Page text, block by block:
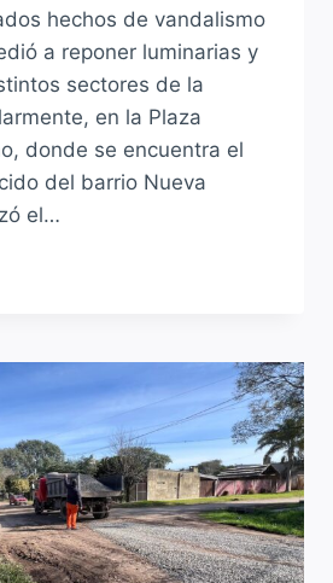
hechos de vandalismo
a reponer luminarias y
sectores de la
en la Plaza
donde se encuentra el
del barrio Nueva
el…